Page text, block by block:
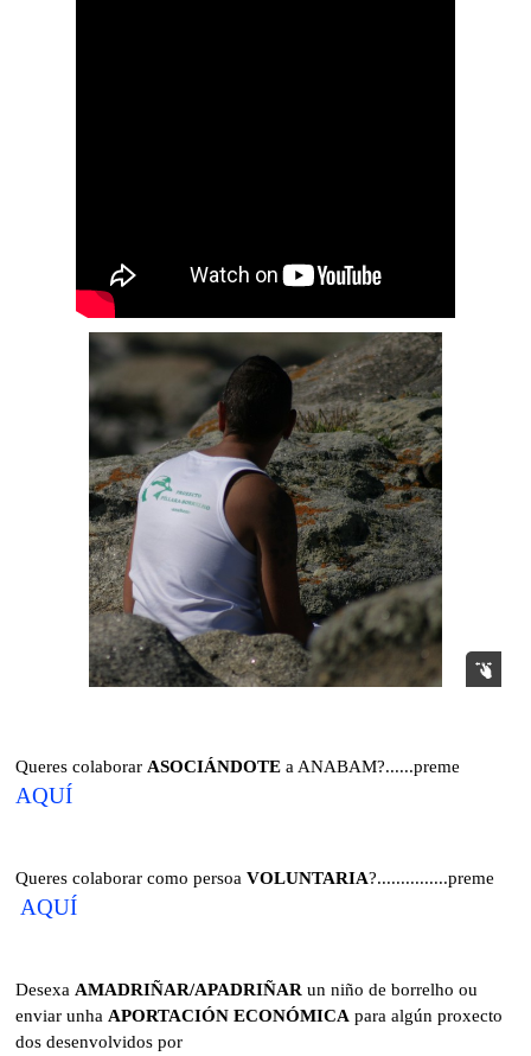
Queres colaborar ASOCIÁNDOTE a ANABAM?......preme
AQUÍ
Queres colaborar como persoa VOLUNTARIA?...............preme
AQUÍ
Desexa AMADRIÑAR/APADRIÑAR un niño de borrelho ou
enviar unha APORTACIÓN ECONÓMICA para algún proxecto
dos desenvolvidos por